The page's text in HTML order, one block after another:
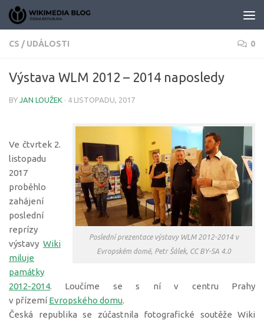
Skip to content
CS / UDÁLOSTI 0
Výstava WLM 2012 – 2014 naposledy
BY JAN LOUŽEK · 4 LISTOPADU, 2017
Poslední prezentace výstavy WLM 2012-2014 v
Evropském domě, Petr Šálek, CC BY-SA 4.0
Ve čtvrtek 2.
listopadu
2017
proběhlo
zahájení
poslední
reprízy
výstavy Wiki
miluje
památky
2012-2014. Loučíme se s ní v centru Prahy
v přízemí Evropského domu.
Česká republika se zúčastnila fotografické soutěže Wiki